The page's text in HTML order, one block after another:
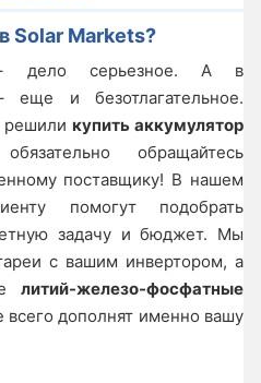
Solar Markets?
– дело серьезное. А в
еще и безотлагательное.
решили купить аккумулятор
обращайтесь
поставщику! В нашем
помогут подобрать
задачу и бюджет. Мы
с вашим инвертором, а
литий-железо-фосфатные
всего дополнят именно вашу